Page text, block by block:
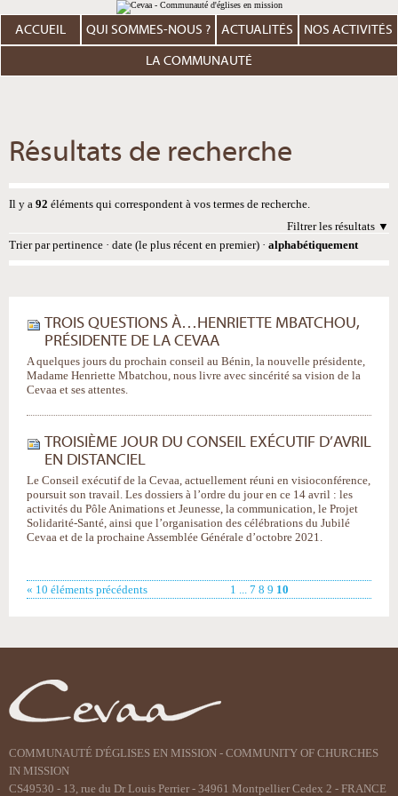
au
contenu.
Aller
personnels
ACCUEIL QUI SOMMES-NOUS ? ACTUALITÉS NOS ACTIVITÉS
LA COMMUNAUTÉ
Résultats de recherche
Il y a 92 éléments qui correspondent à vos termes de recherche.
Filtrer les résultats
Trier par pertinence · date (le plus récent en premier) · alphabétiquement
TROIS QUESTIONS À…HENRIETTE MBATCHOU,
PRÉSIDENTE DE LA CEVAA
A quelques jours du prochain conseil au Bénin, la nouvelle présidente,
Madame Henriette Mbatchou, nous livre avec sincérité sa vision de la
Cevaa et ses attentes.
TROISIÈME JOUR DU CONSEIL EXÉCUTIF D’AVRIL
EN DISTANCIEL
Le Conseil exécutif de la Cevaa, actuellement réuni en visioconférence,
poursuit son travail. Les dossiers à l’ordre du jour en ce 14 avril : les
activités du Pôle Animations et Jeunesse, la communication, le Projet
Solidarité-Santé, ainsi que l’organisation des célébrations du Jubilé
Cevaa et de la prochaine Assemblée Générale d’octobre 2021.
« 10 éléments précédents 1 ... 7 8 9 10
COMMUNAUTÉ D'ÉGLISES EN MISSION - COMMUNITY OF CHURCHES
IN MISSION
CS49530 - 13, rue du Dr Louis Perrier - 34961 Montpellier Cedex 2 - FRANCE